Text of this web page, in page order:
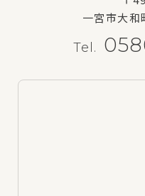
一宮市大和
Tel.